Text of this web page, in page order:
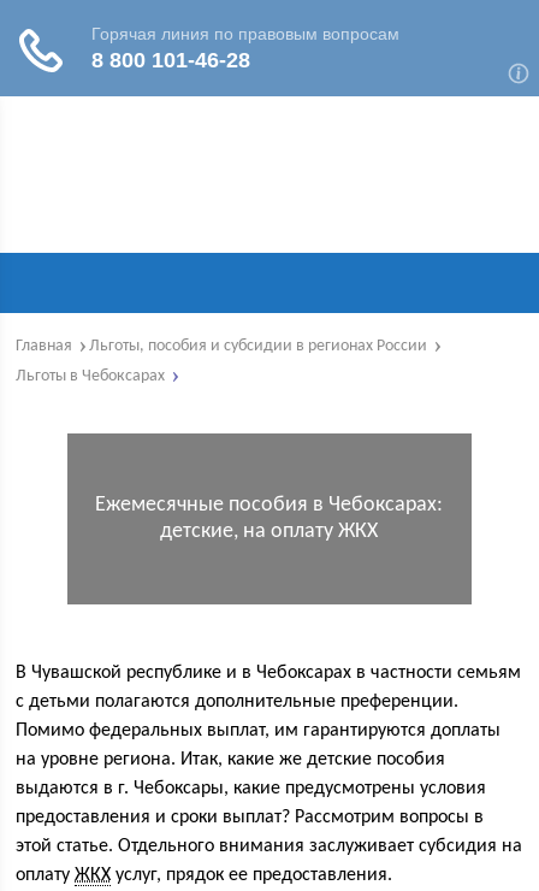
Главная
Льготы, пособия и субсидии в регионах России
Льготы в Чебоксарах
Ежемесячные пособия в Чебоксарах:
детские, на оплату ЖКХ
В Чувашской республике и в Чебоксарах в частности семьям
с детьми полагаются дополнительные преференции.
Помимо федеральных выплат, им гарантируются доплаты
на уровне региона. Итак, какие же детские пособия
выдаются в г. Чебоксары, какие предусмотрены условия
предоставления и сроки выплат? Рассмотрим вопросы в
этой статье. Отдельного внимания заслуживает субсидия на
оплатуЖКХ услуг, прядок ее предоставления.